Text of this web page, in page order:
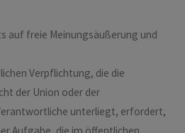
auf freie Meinungsäußerung und
Verpflichtung, die die
der Union oder der
unterliegt, erfordert,